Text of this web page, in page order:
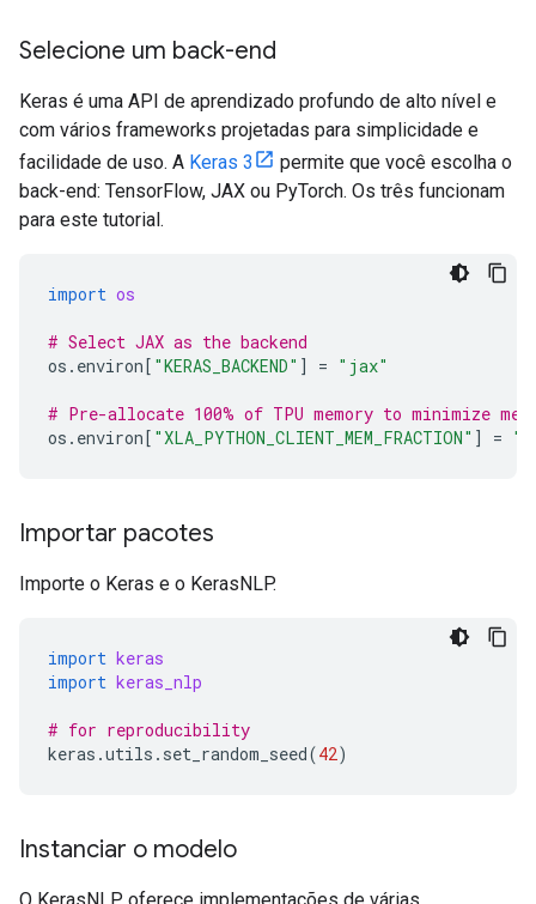
Selecione um back-end
Keras é uma API de aprendizado profundo de alto nível e
com vários frameworks projetadas para simplicidade e
facilidade de uso. A Keras 3
permite que você escolha o
back-end: TensorFlow, JAX ou PyTorch. Os três funcionam
para este tutorial.
import os
# Select JAX as the backend
os . environ[ "KERAS_BACKEND" ] = "jax"
# Pre-allocate 100% of TPU memory to minimize
os . environ[ "XLA_PYTHON_CLIENT_MEM_FRACTION" ] =
Importar pacotes
Importe o Keras e o KerasNLP.
import keras
import keras_nlp
# for reproducibility
keras .utils . set_random_seed(42)
Instanciar o modelo